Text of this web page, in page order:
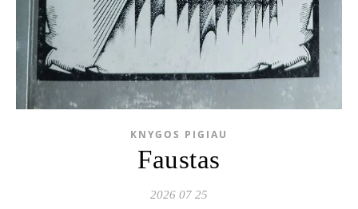
KNYGOS PIGIAU
Faustas
2026 07 25